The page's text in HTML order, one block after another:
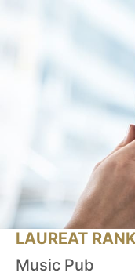
LAUREAT
Music Pub